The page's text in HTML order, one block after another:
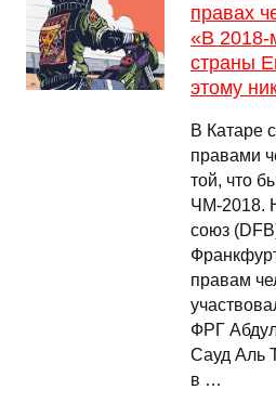
правах
«В 2018-
страны
этому
В Катаре
правами
той, что
ЧМ-2018.
союз
правам
ФРГ
Сауд Аль
в …